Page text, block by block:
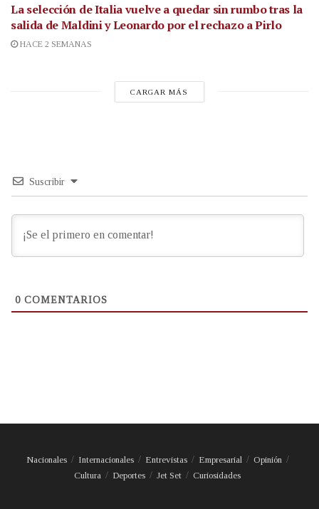
La selección de Italia vuelve a quedar sin rumbo tras la
salida de Maldini y Leonardo por el rechazo a Pirlo
HACE 2 SEMANAS
CARGAR MÁS
Suscribir
0 COMENTARIOS
Nacionales Internacionales Entrevistas Empresarial
Opinión
Cultura
Deportes Jet Set Curiosidades